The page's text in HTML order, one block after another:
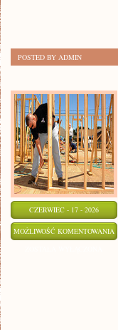
POSTED BY ADMIN
CZERWIEC - 17 - 2026
MOŻLIWOŚĆ KOMENTOWANIA